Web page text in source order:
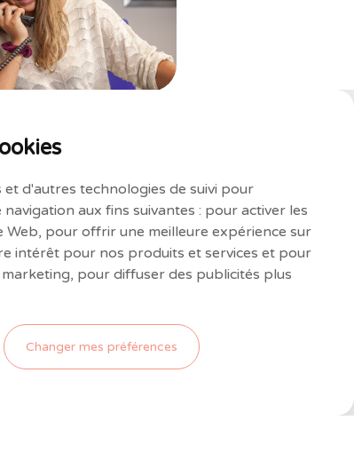
et d'autres technologies de suivi pour
aux fins suivantes : pour activer les
Web, pour offrir une meilleure expérience sur
intérêt pour nos produits et services et pour
, pour diffuser des publicités plus
Changer mes préférences